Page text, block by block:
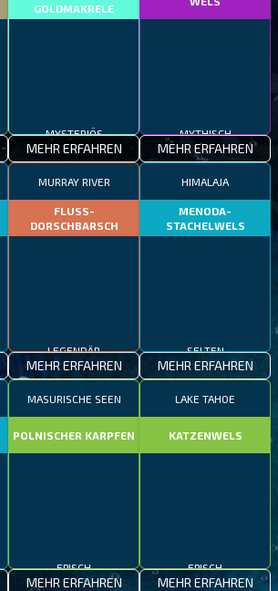
GOLDMAKRELE
MEHR ERFAHREN
MYTHISCH
MEHR ERFAHREN
MURRAY RIVER
FLUSS-
DORSCHBARSCH
LEGENDÄR
MEHR ERFAHREN
HIMALAJA
MENODA-
STACHELWELS
SELTEN
MEHR ERFAHREN
MASURISCHE SEEN
POLNISCHER KARPFEN
EPISCH
MEHR ERFAHREN
LAKE TAHOE
KATZENWELS
EPISCH
MEHR ERFAHREN